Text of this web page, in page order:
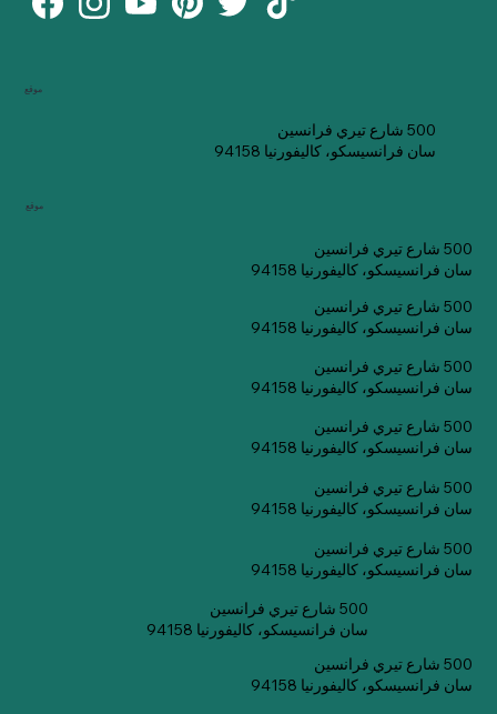
موقع
500 شارع تيري فرانسين
سان فرانسيسكو، كاليفورنيا 94158
موقع
500 شارع تيري فرانسين
سان فرانسيسكو، كاليفورنيا 94158
500 شارع تيري فرانسين
سان فرانسيسكو، كاليفورنيا 94158
500 شارع تيري فرانسين
سان فرانسيسكو، كاليفورنيا 94158
500 شارع تيري فرانسين
سان فرانسيسكو، كاليفورنيا 94158
500 شارع تيري فرانسين
سان فرانسيسكو، كاليفورنيا 94158
500 شارع تيري فرانسين
سان فرانسيسكو، كاليفورنيا 94158
500 شارع تيري فرانسين
سان فرانسيسكو، كاليفورنيا 94158
500 شارع تيري فرانسين
سان فرانسيسكو، كاليفورنيا 94158